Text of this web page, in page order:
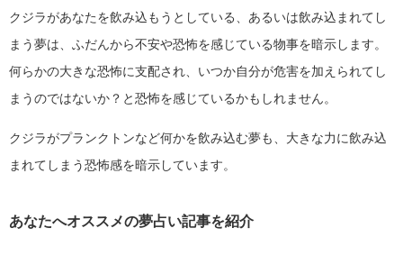
クジラがあなたを飲み込もうとしている、あるいは飲み込まれてし
まう夢は、ふだんから不安や恐怖を感じている物事を暗示します。
何らかの大きな恐怖に支配され、いつか自分が危害を加えられてし
まうのではないか？と恐怖を感じているかもしれません。
クジラがプランクトンなど何かを飲み込む夢も、大きな力に飲み込
まれてしまう恐怖感を暗示しています。
あなたへオススメの夢占い記事を紹介